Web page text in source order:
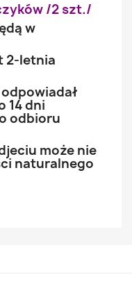
/2 szt./
w
2-letnia
14 dni
odbioru
może nie
naturalnego